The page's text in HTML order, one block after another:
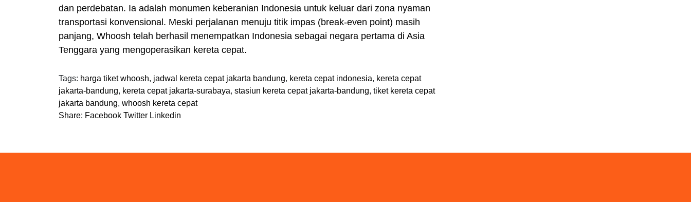
dan perdebatan. Ia adalah monumen keberanian Indonesia untuk keluar dari zona nyaman
transportasi konvensional. Meski perjalanan menuju titik impas (break-even point) masih
panjang, Whoosh telah berhasil menempatkan Indonesia sebagai negara pertama di Asia
Tenggara yang mengoperasikan kereta cepat.
Tags: harga tiket whoosh, jadwal kereta cepat jakarta bandung, kereta cepat indonesia, kereta cepat
jakarta-bandung, kereta cepat jakarta-surabaya, stasiun kereta cepat jakarta-bandung, tiket kereta cepat
jakarta bandung, whoosh kereta cepat
Share: Facebook Twitter Linkedin